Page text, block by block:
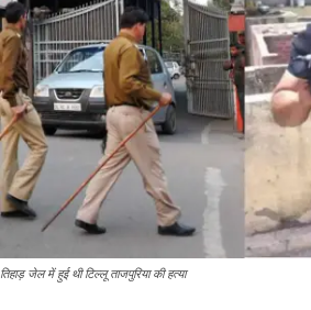
तिहाड़ जेल में हुई थी टिल्लू ताजपुरिया की हत्या